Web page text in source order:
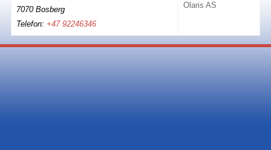
7070 Bosberg
Telefon: +47 92246346
Olaris AS